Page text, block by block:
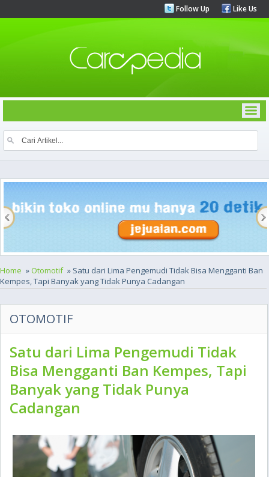
Follow Up Like Us
Home » Otomotif » Satu dari Lima Pengemudi Tidak Bisa Mengganti Ban
Kempes, Tapi Banyak yang Tidak Punya Cadangan
OTOMOTIF
Satu dari Lima Pengemudi Tidak
Bisa Mengganti Ban Kempes, Tapi
Banyak yang Tidak Punya
Cadangan